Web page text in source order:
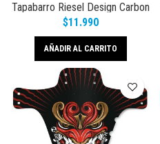
Tapabarro Riesel Design Carbon
$11.990
AÑADIR AL CARRITO